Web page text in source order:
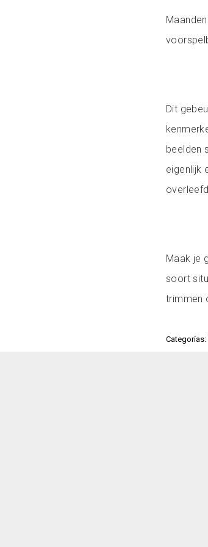
Dit
beelden
eigenlijk
Maak je
soort
trimmen